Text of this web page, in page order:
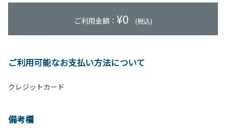
ご利用金額： ¥0 (税込)
ご利用可能なお支払い方法について
クレジットカード
備考欄